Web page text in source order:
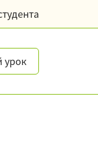
урок